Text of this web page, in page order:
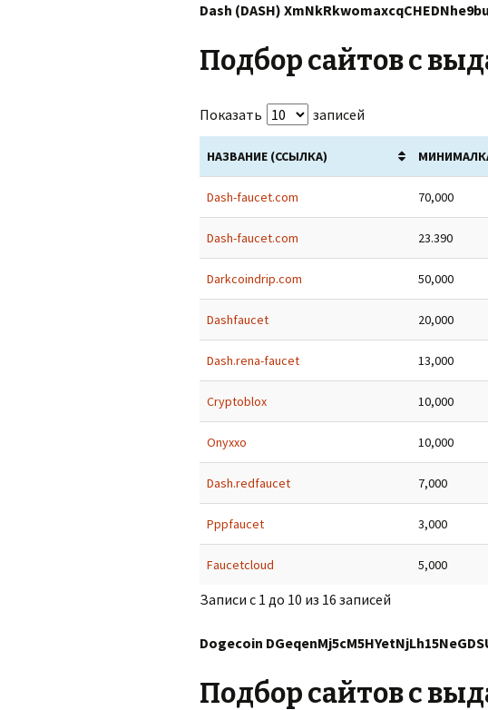
Dash (DASH)
Подбор сайтов с
Показать записей
НАЗВАНИЕ (ССЫЛКА)
Dash-faucet.com 70,000
Dash-faucet.com 23.390
Darkcoindrip.com 50,000
Dashfaucet 20,000
Dash.rena-faucet 13,000
Cryptoblox 10,000
Onyxxo 10,000
Dash.redfaucet 7,000
Рppfaucet 3,000
Faucetcloud 5,000
Записи с 1 до 10 из 16 записей
Dogecoin
Подбор сайтов с